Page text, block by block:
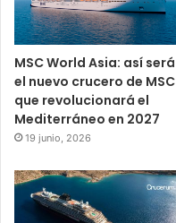
MSC World Asia: así será
el nuevo crucero de MSC
que revolucionará el
Mediterráneo en 2027
19 junio, 2026